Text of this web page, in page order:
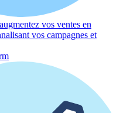
vos ventes en
vos campagnes et